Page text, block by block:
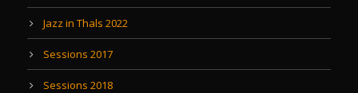
Jazz in Thals 2022
Sessions 2017
Sessions 2018